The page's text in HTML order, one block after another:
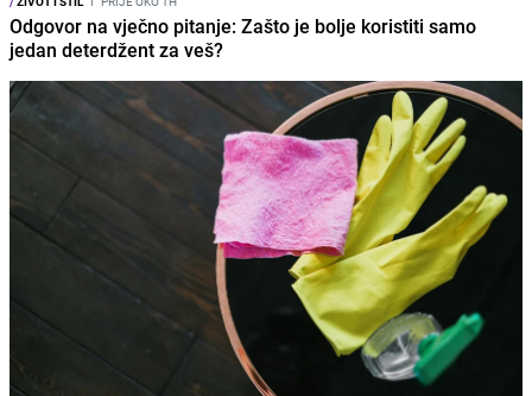
Odgovor na vječno pitanje: Zašto je bolje koristiti samo
jedan deterdžent za veš?